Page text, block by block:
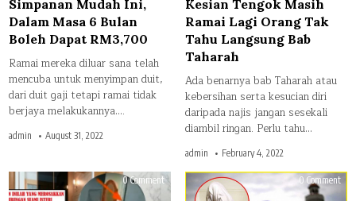
Simpanan Mudah Ini,
Dalam Masa 6 Bulan
Boleh Dapat RM3,700
Ramai mereka diluar sana telah
mencuba untuk menyimpan duit,
dari duit gaji tetapi ramai tidak
berjaya melakukannya….
admin August 31, 2022
Kesian Tengok Masih
Ramai Lagi Orang Tak
Tahu Langsung Bab
Taharah
Ada benarnya bab Taharah atau
kebersihan serta kesucian diri
daripada najis jangan sesekali
diambil ringan. Perlu tahu…
admin February 4, 2022
0 Commenton
Hukum
0 Commenton